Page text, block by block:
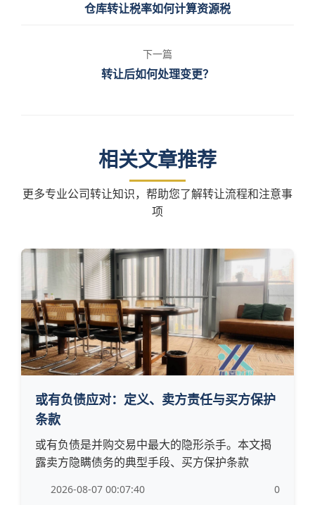
仓库转让税率如何计算资源税
下一篇
转让后如何处理变更？
相关文章推荐
更多专业公司转让知识，帮助您了解转让流程和注意事
项
或有负债应对：定义、卖方责任与买方保护
条款
或有负债是并购交易中最大的隐形杀手。本文揭
露卖方隐瞒债务的典型手段、买方保护条款
2026-08-07 00:07:40 0